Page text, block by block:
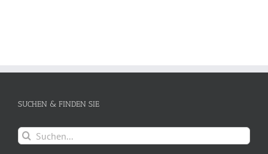
SUCHEN & FINDEN SIE
Suche
nach: